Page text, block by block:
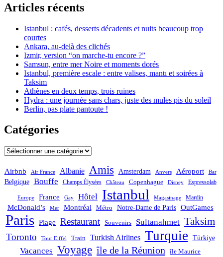
Articles récents
Istanbul : cafés, desserts décadents et nuits beaucoup trop
courtes
Ankara, au-delà des clichés
Izmir, version “on marche-tu encore ?”
Samsun, entre mer Noire et moments dorés
Istanbul, première escale : entre valises, mantı et soirées à
Taksim
Athènes en deux temps, trois ruines
Hydra : une journée sans chars, juste des mules pis du soleil
Berlin, pas plate pantoute !
Catégories
Catégories
Airbnb Air France Albanie Amis Amsterdam Anvers Aéroport Bar
Belgique Bouffe Champs Élysées Château Copenhague Disney Espressolab
Europe France Gay Hôtel Istanbul Magasinage Mardin
McDonald’s Mer Montréal Métro Notre-Dame de Paris OutGames
Paris Plage Restaurant Souvenirs Sultanahmet Taksim
Toronto Tour Eiffel Train Turkish Airlines Turquie Türkiye
Vacances Voyage île de la Réunion
île Maurice